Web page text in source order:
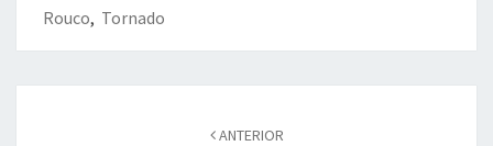
Rouco, Tornado
ANTERIOR